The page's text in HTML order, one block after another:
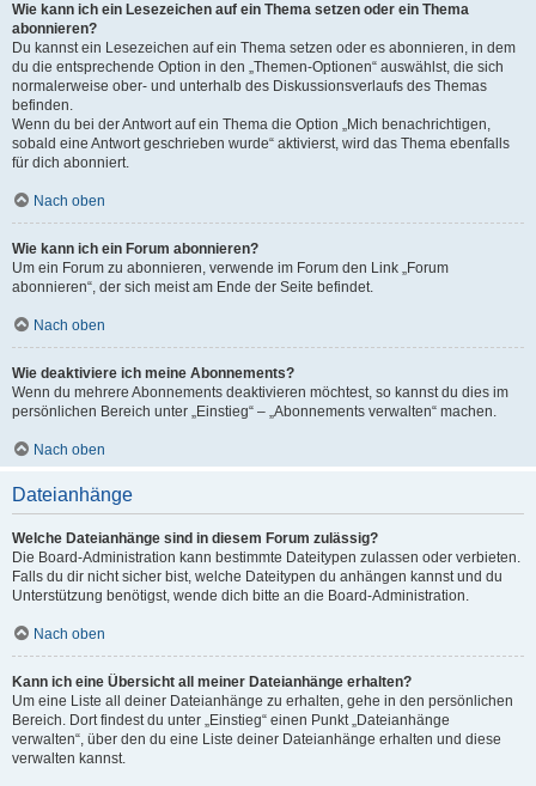
Wie kann ich ein Lesezeichen auf ein Thema setzen oder ein Thema
abonnieren?
Du kannst ein Lesezeichen auf ein Thema setzen oder es abonnieren, in dem
du die entsprechende Option in den „Themen-Optionen“ auswählst, die sich
normalerweise ober- und unterhalb des Diskussionsverlaufs des Themas
befinden.
Wenn du bei der Antwort auf ein Thema die Option „Mich benachrichtigen,
sobald eine Antwort geschrieben wurde“ aktivierst, wird das Thema ebenfalls
für dich abonniert.
Nach oben
Wie kann ich ein Forum abonnieren?
Um ein Forum zu abonnieren, verwende im Forum den Link „Forum
abonnieren“, der sich meist am Ende der Seite befindet.
Nach oben
Wie deaktiviere ich meine Abonnements?
Wenn du mehrere Abonnements deaktivieren möchtest, so kannst du dies im
persönlichen Bereich unter „Einstieg“ – „Abonnements verwalten“ machen.
Nach oben
Dateianhänge
Welche Dateianhänge sind in diesem Forum zulässig?
Die Board-Administration kann bestimmte Dateitypen zulassen oder verbieten.
Falls du dir nicht sicher bist, welche Dateitypen du anhängen kannst und du
Unterstützung benötigst, wende dich bitte an die Board-Administration.
Nach oben
Kann ich eine Übersicht all meiner Dateianhänge erhalten?
Um eine Liste all deiner Dateianhänge zu erhalten, gehe in den persönlichen
Bereich. Dort findest du unter „Einstieg“ einen Punkt „Dateianhänge
verwalten“, über den du eine Liste deiner Dateianhänge erhalten und diese
verwalten kannst.